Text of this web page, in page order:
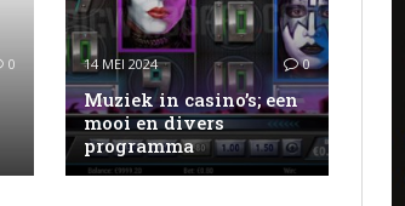
0 14 MEI 2024 0
Muziek in casino’s; een
mooi en divers
programma